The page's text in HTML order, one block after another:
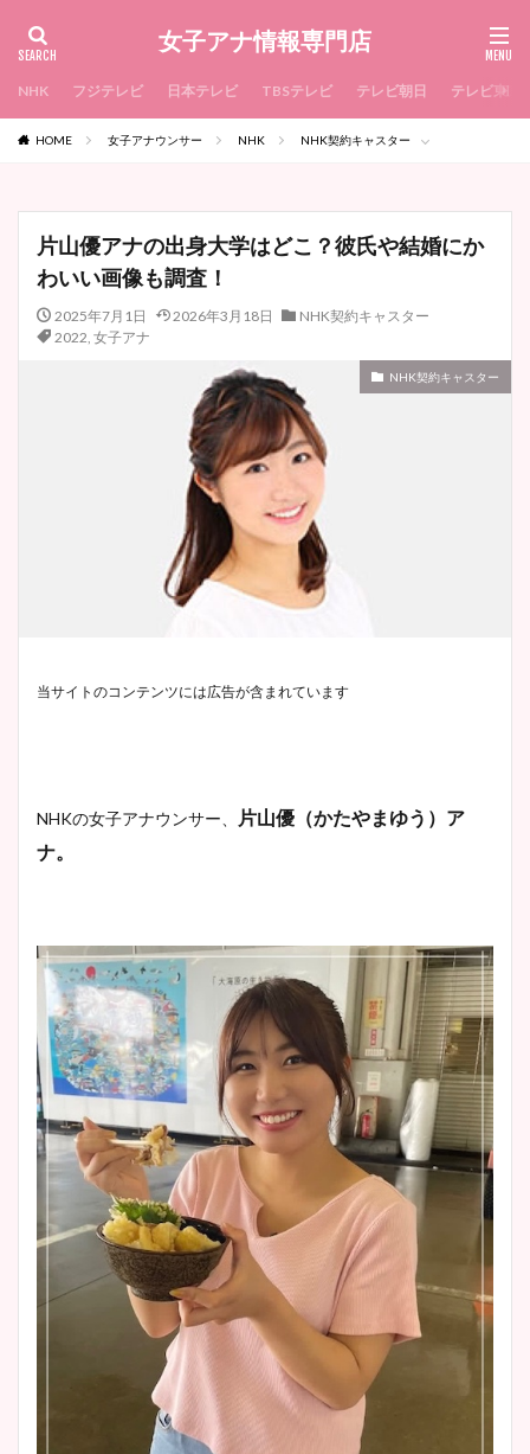
女子アナ情報専門店
NHK フジテレビ 日本テレビ TBSテレビ テレビ朝日 テレビ東京
HOME 女子アナウンサー NHK NHK契約キャスター
片山優アナの出身大学はどこ？彼氏や結婚にか
わいい画像も調査！
2025年7月1日 2026年3月18日
NHK契約キャスター
2022, 女子アナ
NHK契約キャスター
当サイトのコンテンツには広告が含まれています
NHKの女子アナウンサー、
片山優（かたやまゆう）ア
ナ。